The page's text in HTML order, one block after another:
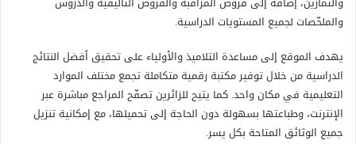
والملخّصات لجميع المستويات الدراسية.
يهدف الموقع إلى مساعدة التلاميذ والأولياء على تحقيق أفضل النتائج
الدراسية من خلال توفير مكتبة رقمية متكاملة تجمع مختلف الموارد
التعليمية في مكان واحد. كما يتيح للزائرين تصفّح المراجع مباشرة عبر
الإنترنت، وطباعتها بسهولة دون الحاجة إلى تحميلها، مع إمكانية تنزيل
جميع الوثائق المتاحة بكل يسر.